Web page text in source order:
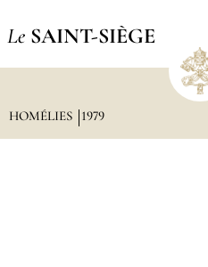
Le SAINT-SIÈGE
HOMÉLIES 1979